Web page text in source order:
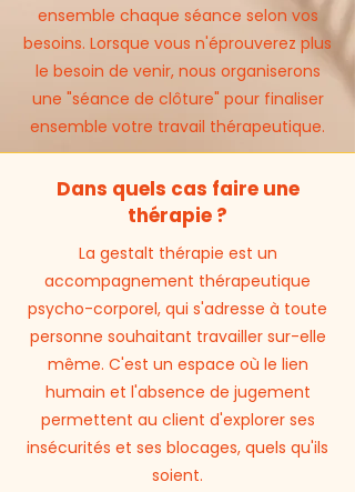
ensemble chaque séance selon vos
besoins. Lorsque vous n'éprouverez plus
le besoin de venir, nous organiserons
une "séance de clôture" pour finaliser
ensemble votre travail thérapeutique.
Dans quels cas faire une
thérapie ?
La gestalt thérapie est un
accompagnement thérapeutique
psycho-corporel, qui s'adresse à toute
personne souhaitant travailler sur-elle
même. C'est un espace où le lien
humain et l'absence de jugement
permettent au client d'explorer ses
insécurités et ses blocages, quels qu'ils
soient.